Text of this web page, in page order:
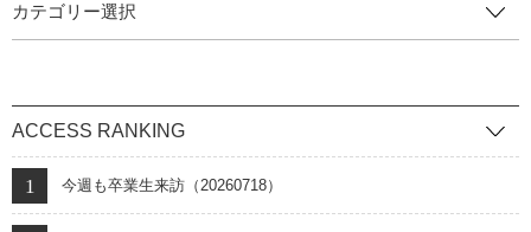
カテゴリー選択
ACCESS RANKING
今週も卒業生来訪（20260718）